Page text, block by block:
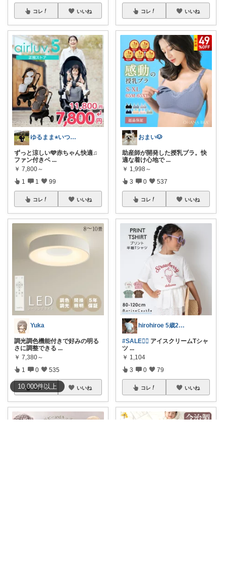
10,000件以上
コレ いいね
ゆるまま⭐︎いつもありがとうございます✨
ずっと涼しい🩵赤ちゃん快適♫
ファン付きベ ...
￥ 7,800～
1 1 99
コレ いいね
Yuka
調光調色機能付きで好みの明る
さに調整できる ...
￥ 7,380～
1 0 535
コレ いいね
コレ いいね
おまい🐶
助産師が開発した授乳ブラ。快
適な着け心地で ...
￥ 1,998～
3 0 537
コレ いいね
hirohiroe 5歳2歳👦👧
#SALE❤️‍🔥 アイスクリームTシャ
ツ ...
￥ 1,104
3 0 79
コレ いいね